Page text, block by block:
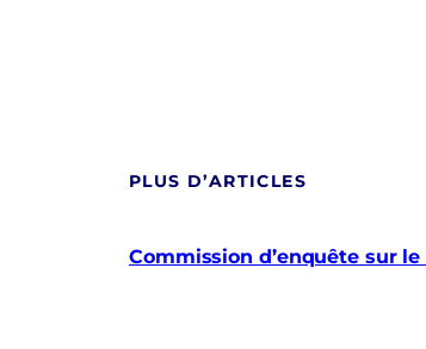
PLUS D’ARTICLES
Commission d’enquête sur